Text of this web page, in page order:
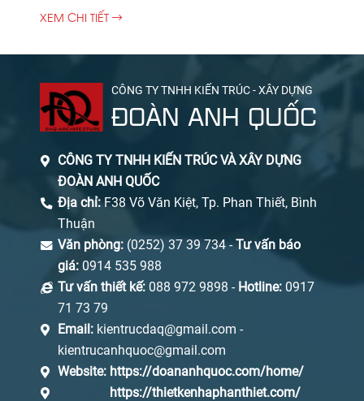
XEM CHI TIẾT
CÔNG TY TNHH KIẾN TRÚC - XÂY DỰNG
ĐOÀN ANH QUỐC
CÔNG TY TNHH KIẾN TRÚC VÀ XÂY DỰNG
ĐOÀN ANH QUỐC
Địa chỉ:F38 Võ Văn Kiệt, Tp. Phan Thiết, Bình
Thuận
Văn phòng: (0252) 37 39 734 -Tư vấn báo
giá: 0914 535 988
Tư vấn thiết kế: 088 972 9898 - Hotline: 0917
71 73 79
Email: kientrucdaq@gmail.com -
kientrucanhquoc@gmail.com
Website: https://doananhquoc.com/home/
https://thietkenhaphanthiet.com/